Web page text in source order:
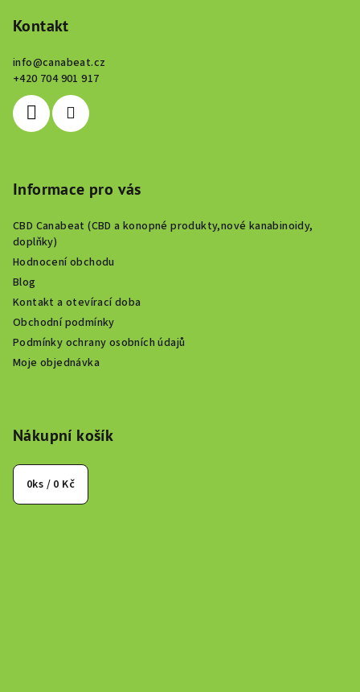
Kontakt
info@canabeat.cz
+420 704 901 917
Informace pro vás
CBD Canabeat (CBD a konopné produkty,nové kanabinoidy,
doplňky)
Hodnocení obchodu
Blog
Kontakt a otevírací doba
Obchodní podmínky
Podmínky ochrany osobních údajů
Moje objednávka
Nákupní košík
0ks / 0 Kč